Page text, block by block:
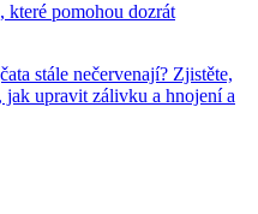
které pomohou dozrát
stále nečervenají? Zjistěte,
upravit zálivku a hnojení a